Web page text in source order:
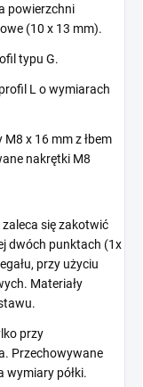
powierzchni
(10 x 13 mm).
typu G.
L o wymiarach
x 16 mm z łbem
nakrętki M8
zaleca się zakotwić
dwóch punktach (1x
przy użyciu
Materiały
przy
Przechowywane
wymiary półki.